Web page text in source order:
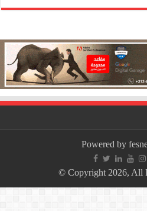
Powered by
© Copyright 2026, All